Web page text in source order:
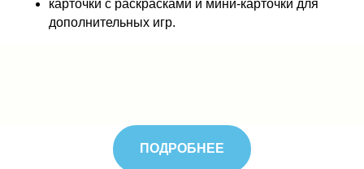
карточки с раскрасками и мини-карточки для
дополнительных игр.
ПОДРОБНЕЕ